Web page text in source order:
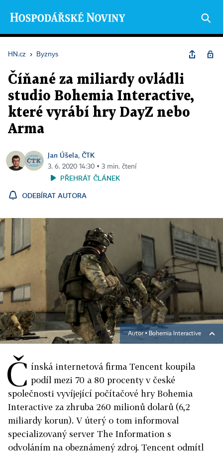
HN.cz › Byznys
Číňané za miliardy ovládli
studio Bohemia Interactive,
které vyrábí hry DayZ nebo
Arma
Jan Úšela, ČTK
3. 6. 2020 14:30 ▪ 3 min. čtení
PŘEHRÁT ČLÁNEK
ODEBÍRAT AUTORA
Autor ▪ Bohemia Interactive
Č ínská internetová firma Tencent koupila
podíl mezi 70 a 80 procenty v české
společnosti vyvíjející počítačové hry Bohemia
Interactive za zhruba 260 milionů dolarů (6,2
miliardy korun). V úterý o tom informoval
specializovaný server The Information s
odvoláním na obeznámený zdroj. Tencent odmítl